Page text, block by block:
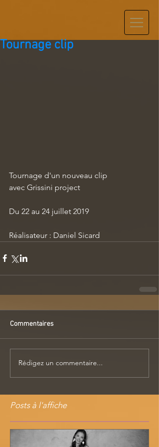
Tournage clip
Tournage d'un nouveau clip
avec Grissini project
Du 22 au 24 juillet 2019
Réalisateur : Daniel Sicard
Commentaires
Rédigez un commentaire...
Posts à l'affiche